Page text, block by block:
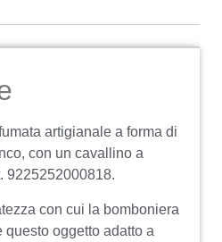
artigianale a forma di
con un cavallino a
9225252000818.
con cui la bomboniera
oggetto adatto a